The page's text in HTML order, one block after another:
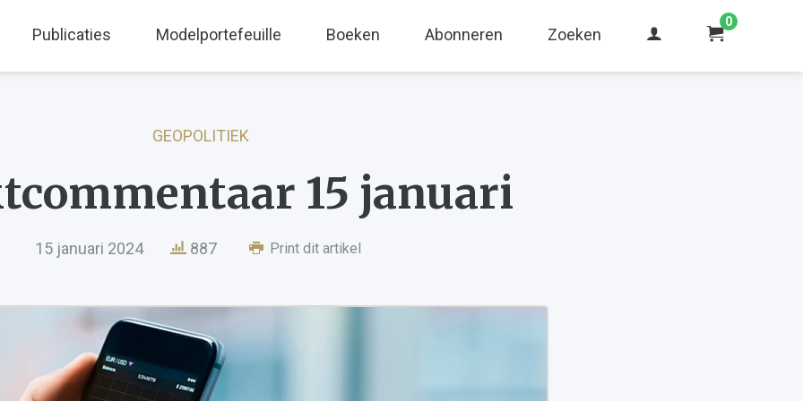
Publicaties Modelportefeuille Boeken Abonneren Zoeken
0
GEOPOLITIEK
15 januari
15 januari 2024 887 Print dit artikel